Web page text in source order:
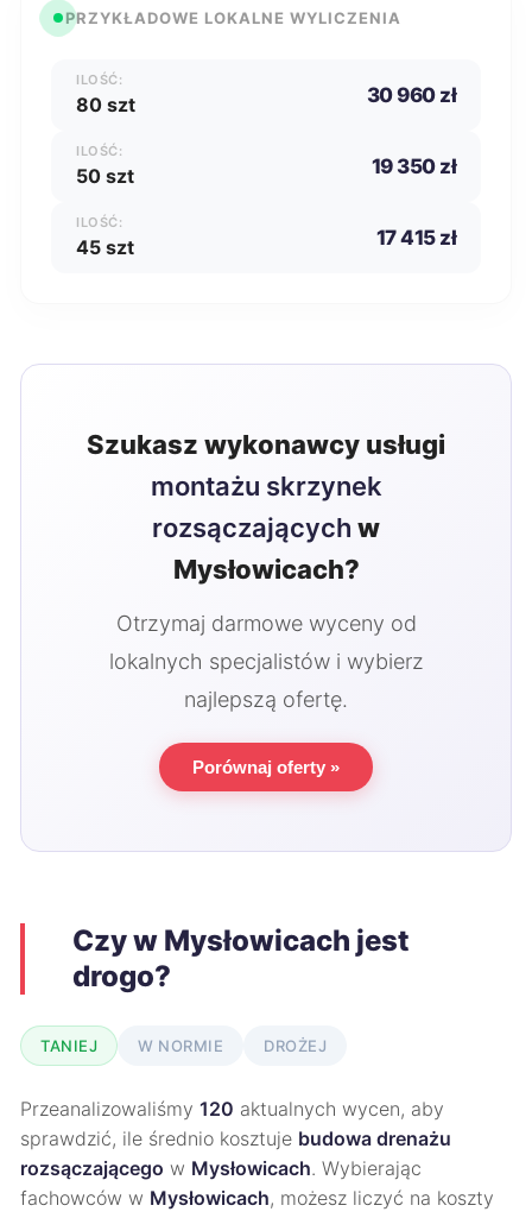
PRZYKŁADOWE LOKALNE WYLICZENIA
ILOŚĆ:
80 szt 30 960 zł
ILOŚĆ:
50 szt 19 350 zł
ILOŚĆ:
45 szt 17 415 zł
Szukasz wykonawcy usługi
montażu skrzynek
rozsączających w
Mysłowicach?
Otrzymaj darmowe wyceny od
lokalnych specjalistów i wybierz
najlepszą ofertę.
Porównaj oferty »
Czy w Mysłowicach jest
drogo?
TANIEJ W NORMIE DROŻEJ
Przeanalizowaliśmy 120 aktualnych wycen, aby
sprawdzić, ile średnio kosztuje budowa drenażu
rozsączającego w Mysłowicach. Wybierając
fachowców w Mysłowicach, możesz liczyć na koszty